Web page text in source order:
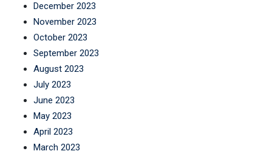
December 2023
November 2023
October 2023
September 2023
August 2023
July 2023
June 2023
May 2023
April 2023
March 2023